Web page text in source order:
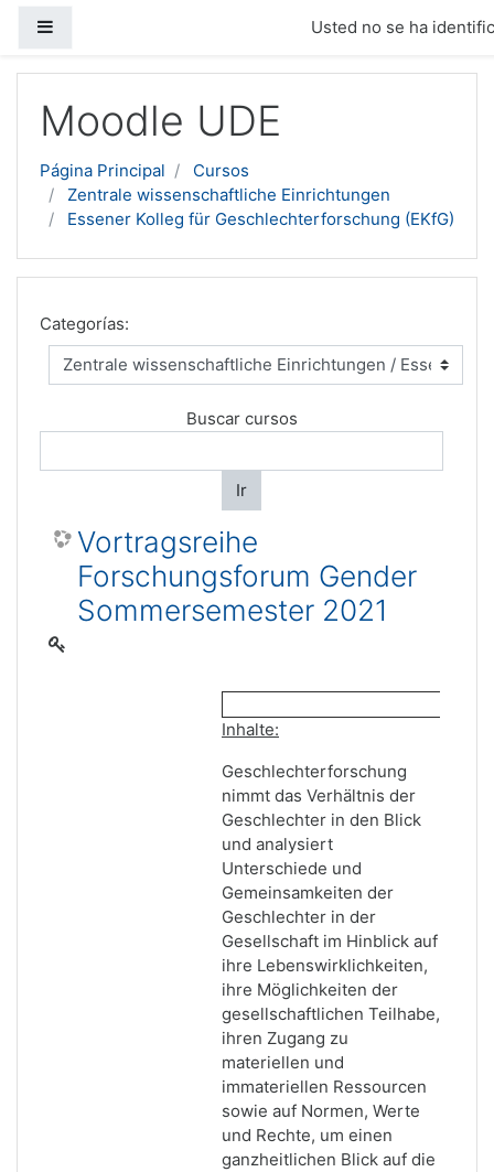
Usted no se ha
Moodle UDE
Página Principal
Cursos
Zentrale wissenschaftliche Einrichtungen
Essener Kolleg für Geschlechterforschung (EKfG)
Categorías:
Buscar cursos
Ir
Vortragsreihe
Forschungsforum Gender
Sommersemester 2021
Inhalte:
Geschlechterforschung
nimmt das Verhältnis der
Geschlechter in den Blick
und analysiert
Unterschiede und
Gemeinsamkeiten der
Geschlechter in der
Gesellschaft im Hinblick auf
ihre Lebenswirklichkeiten,
ihre Möglichkeiten der
gesellschaftlichen Teilhabe,
ihren Zugang zu
materiellen und
immateriellen Ressourcen
sowie auf Normen, Werte
und Rechte, um einen
ganzheitlichen Blick auf die